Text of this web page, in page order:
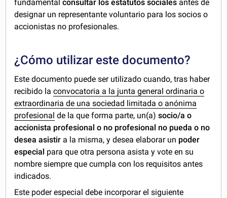
fundamentalconsultar los estatutos sociales antes de
designar un representante voluntario para los socios o
accionistas no profesionales.
¿Cómo utilizar este documento?
Este documento puede ser utilizado cuando, tras haber
recibido laconvocatoria a la junta general ordinaria o
extraordinaria de una sociedad limitada o anónima
profesional de la que forma parte, un(a)socio/a o
accionista profesional o no profesional no pueda o no
desea asistir a la misma, y desea elaborar un poder
especial para que otra persona asista y vote en su
nombre siempre que cumpla con los requisitos antes
indicados.
Este poder especial debe incorporar el siguiente